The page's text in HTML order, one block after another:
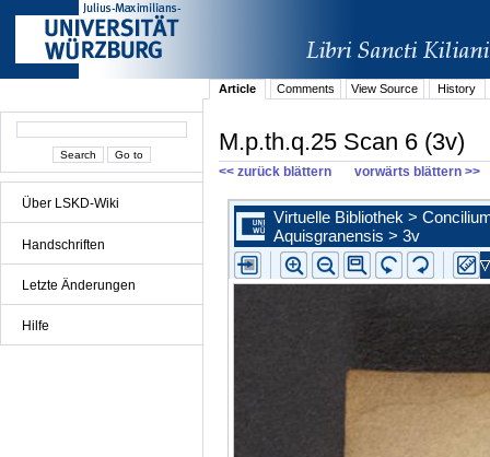
Über LSKD-Wiki
Handschriften
Letzte Änderungen
Hilfe
Article Comments View Source History
M.p.th.q.25 Scan 6 (3v)
<< zurück blättern vorwärts blättern >>